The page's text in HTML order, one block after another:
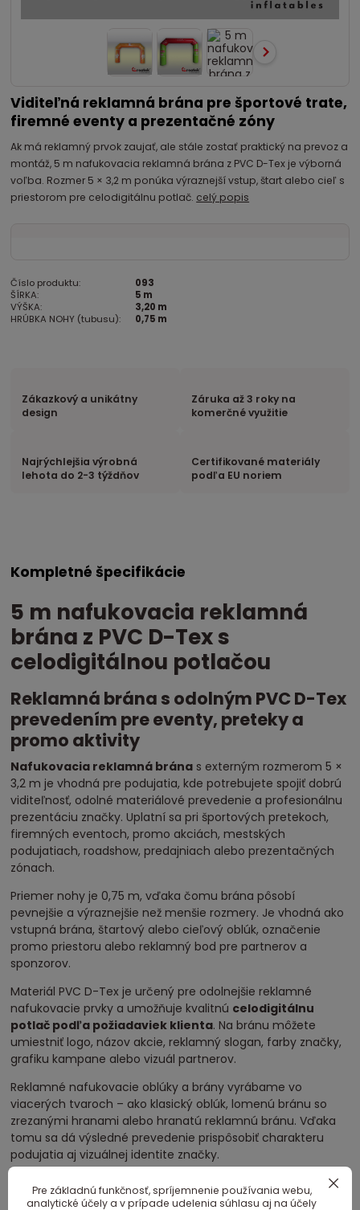
Viditeľná reklamná brána pre športové trate,
firemné eventy a prezentačné zóny
Ak má reklamný prvok zaujať, ale stále zostať praktický na prevoz a
montáž, 5 m nafukovacia reklamná brána z PVC D-Tex je výborná
voľba. Rozmer 5 × 3,2 m ponúka výraznejší vstup, štart alebo cieľ s
priestorom pre celodigitálnu potlač. celý popis
Číslo produktu:
093
ŠÍRKA:
5 m
VÝŠKA:
3,20 m
HRÚBKA NOHY (tubusu):
0,75 m
Zákazkový a unikátny
design
Záruka až 3 roky na
komerčné využitie
Najrýchlejšia výrobná
lehota do 2-3 týždňov
Certifikované materiály
podľa EU noriem
Kompletné špecifikácie
5 m nafukovacia reklamná
brána z PVC D-Tex s
celodigitálnou potlačou
Reklamná brána s odolným PVC D-Tex
prevedením pre eventy, preteky a
promo aktivity
Nafukovacia reklamná brána s externým rozmerom 5 ×
3,2 m je vhodná pre podujatia, kde potrebujete spojiť dobrú
viditeľnosť, odolné materiálové prevedenie a profesionálnu
prezentáciu značky. Uplatní sa pri športových pretekoch,
firemných eventoch, promo akciách, mestských
podujatiach, roadshow, predajniach alebo prezentačných
zónach.
Priemer nohy je 0,75 m, vďaka čomu brána pôsobí
pevnejšie a výraznejšie než menšie rozmery. Je vhodná ako
vstupná brána, štartový alebo cieľový oblúk, označenie
promo priestoru alebo reklamný bod pre partnerov a
sponzorov.
Materiál PVC D-Tex je určený pre odolnejšie reklamné
nafukovacie prvky a umožňuje kvalitnú celodigitálnu
potlač podľa požiadaviek klienta. Na bránu môžete
umiestniť logo, názov akcie, reklamný slogan, farby značky,
grafiku kampane alebo vizuál partnerov.
Reklamné nafukovacie oblúky a brány vyrábame vo
viacerých tvaroch – ako klasický oblúk, lomenú bránu so
zrezanými hranami alebo hranatú reklamnú bránu. Vďaka
tomu sa dá výsledné prevedenie prispôsobiť charakteru
podujatia aj vizuálnej identite značky.
V cene je zahrnuté:
Pre základnú funkčnosť, spríjemnenie používania webu,
analytické účely a v prípade udelenia súhlasu aj na účely